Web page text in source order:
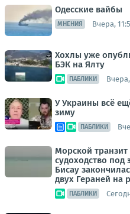
Одесские вайбы
МНЕНИЯ Вчера,
Хохлы уже
БЭК на Ялту
ПАБЛИКИ
У Украины всё
зиму
ПАБЛИКИ
Морской
судоходство под
Бисау
двух Гераней на
ПАБЛИКИ